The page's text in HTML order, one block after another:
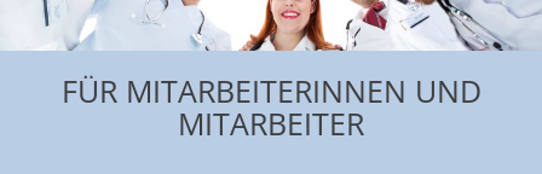
FÜR MITARBEITERINNEN UND
MITARBEITER